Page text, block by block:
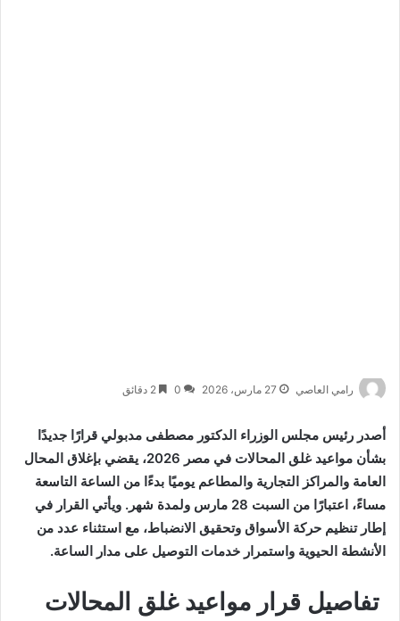
رامي العاصي 27 مارس، 2026 0
أصدر رئيس مجلس الوزراء الدكتور مصطفى مدبولي قرارًا جديدًا
بشأن مواعيد غلق المحالات في مصر 2026، يقضي بإغلاق المحال
العامة والمراكز التجارية والمطاعم يوميًا بدءًا من الساعة التاسعة
مساءً، اعتبارًا من السبت 28 مارس ولمدة شهر. ويأتي القرار في
إطار تنظيم حركة الأسواق وتحقيق الانضباط، مع استثناء عدد من
الأنشطة الحيوية واستمرار خدمات التوصيل على مدار الساعة.
تفاصيل قرار مواعيد غلق المحالات